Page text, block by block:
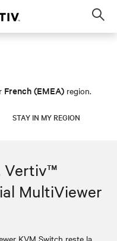
French (EMEA) region.
STAY IN MY REGION
Vertiv™
MultiViewer
KVM Switch reste la